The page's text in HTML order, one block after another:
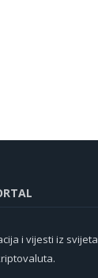
i vijesti iz svijeta